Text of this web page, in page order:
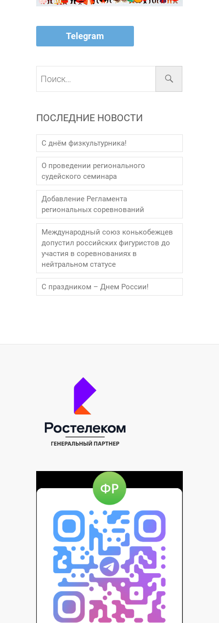
Telegram
ПОСЛЕДНИЕ НОВОСТИ
С днём физкультурника!
О проведении регионального
судейского семинара
Добавление Регламента
региональных соревнований
Международный союз конькобежцев
допустил российских фигуристов до
участия в соревнованиях в
нейтральном статусе
С праздником – Днем России!